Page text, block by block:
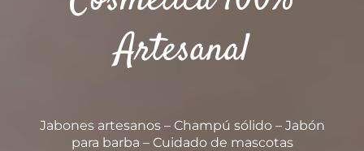
Artesanal
Jabones artesanos – Champú sólido – Jabón
para barba – Cuidado de mascotas